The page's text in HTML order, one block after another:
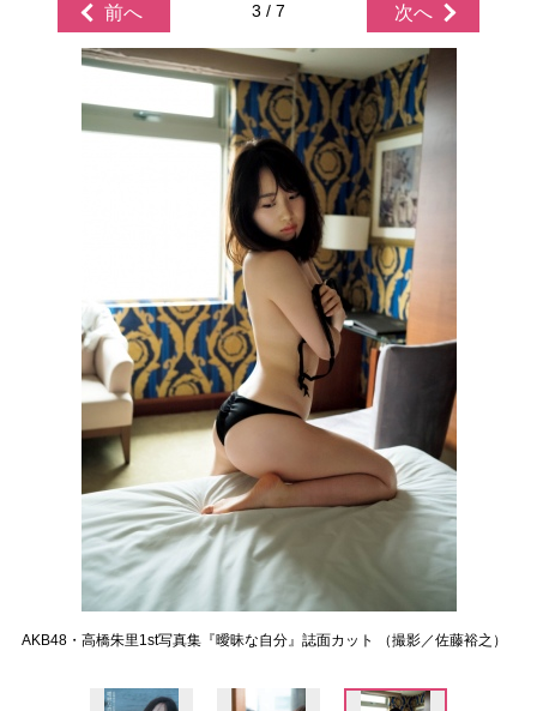
前へ 3 / 7 次へ
AKB48・高橋朱里1st写真集『曖昧な自分』誌面カット （撮影／佐藤裕之）